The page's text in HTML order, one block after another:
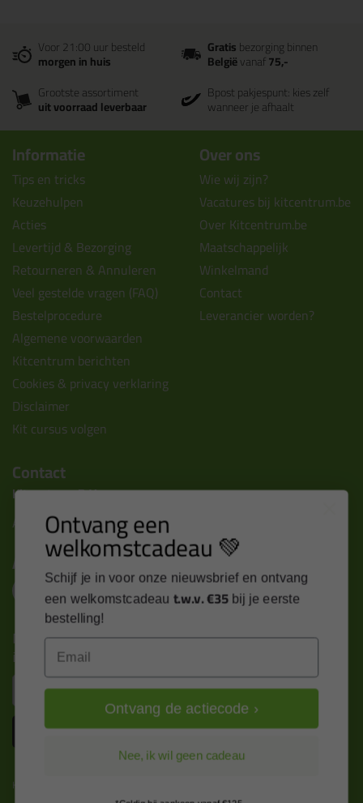
Voor 21:00 uur besteld
morgen in huis
Gratisbezorging binnen
Belgiëvanaf75,-
Grootste assortiment
uit voorraad leverbaar
Bpost pakjespunt: kies zelf
wanneer je afhaalt
Informatie
Tips en tricks
Keuzehulpen
Acties
Levertijd & Bezorging
Retourneren & Annuleren
Veel gestelde vragen (FAQ)
Bestelprocedure
Algemene voorwaarden
Kitcentrum berichten
Cookies & privacy verklaring
Disclaimer
Kit cursus volgen
Over ons
Wie wij zijn?
Vacatures bij kitcentrum.be
Over Kitcentrum.be
Maatschappelijk
Winkelmand
Contact
Leverancier worden?
Contact
Kitcentrum B.V.
Alle contactgegevens >
Altijd op de hoogte blijven?
Nieuws, tips en exclusieve deals rechtstreeks in je
inbox
Inschrijven
Kitcentrum is trots op:
Ontvang een
welkomstcadeau 💚
Schijf je in voor onze nieuwsbrief en ontvang
een welkomstcadeau t.w.v. €35 bij je eerste
bestelling!
Ontvang de actiecode ›
Nee, ik wil geen cadeau